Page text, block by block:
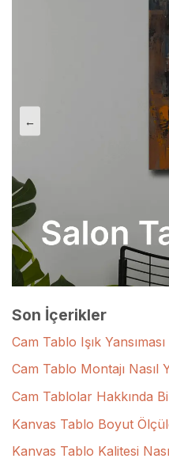
←
Son İçerikler
Cam Tablo Işık
Cam Tablo Montajı Nasıl
Cam Tablolar Hakkında
Kanvas Tablo Boyut
Kanvas Tablo Kalitesi